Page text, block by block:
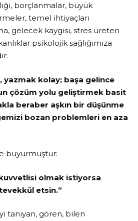
borçlanmalar, büyük
temel ihtiyaçları
gelecek kaygısı, stres üreten
psikolojik sağlığımıza
yazmak kolay; başa gelince
çözüm yolu geliştirmek basit
beraber aşkın bir düşünme
bozan problemleri en aza
buyurmuştur:
olmak istiyorsa
etsin.”
tanıyan, gören, bilen